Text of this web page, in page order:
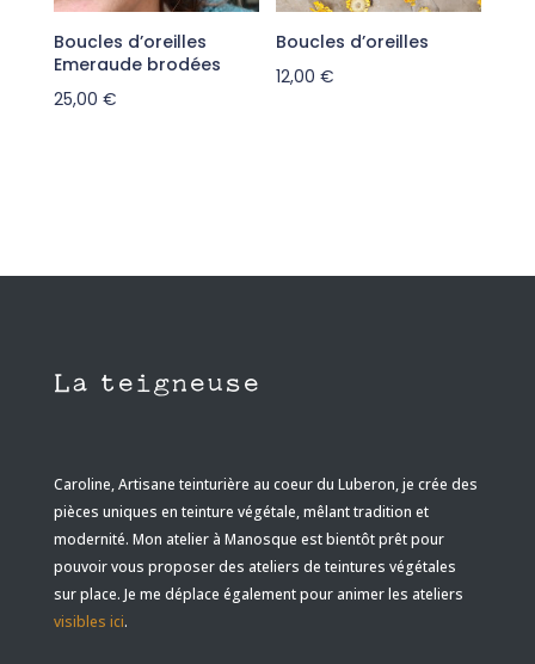
Boucles d’oreilles
Emeraude brodées
25,00 €
Boucles d’oreilles
12,00€
La teigneuse
Caroline, Artisane teinturière au coeur du Luberon, je crée des
pièces uniques en teinture végétale, mêlant tradition et
modernité. Mon atelier à Manosque est bientôt prêt pour
pouvoir vous proposer des ateliers de teintures végétales
sur place. Je me déplace également pour animer les ateliers
visibles ici.